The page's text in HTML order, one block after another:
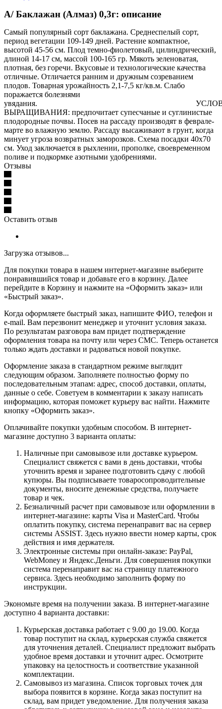
А/ Баклажан (Алмаз) 0,3г: описание
Самый популярный сорт баклажана. Среднеспелый сорт,
период вегетации 109-149 дней. Растение компактное,
высотой 45-56 см. Плод темно-фиолетовый, цилиндрический,
длиной 14-17 см, массой 100-165 гр. Мякоть зеленоватая,
плотная, без горечи. Вкусовые и технологические качества
отличные. Отличается ранним и дружным созреванием
плодов. Товарная урожайность 2,1-7,5 кг/кв.м. Слабо
поражается болезнями
увядания.
ВЫРАЩИВАНИЯ: предпочитает супесчаные и суглинистые
плодородные почвы. Посев на рассаду производят в феврале-
марте во влажную землю. Рассаду высаживают в грунт, когда
минует угроза возвратных заморозков. Схема посадки 40х70
см. Уход заключается в рыхлении, прополке, своевременном
поливе и подкормке азотными удобрениями.
Отзывы
Оставить отзыв
Загрузка отзывов...
Для покупки товара в нашем интернет-магазине выберите
понравившийся товар и добавьте его в корзину. Далее
перейдите в Корзину и нажмите на «Оформить заказ» или
«Быстрый заказ».
Когда оформляете быстрый заказ, напишите ФИО, телефон и
e-mail. Вам перезвонит менеджер и уточнит условия заказа.
По результатам разговора вам придет подтверждение
оформления товара на почту или через СМС. Теперь останется
только ждать доставки и радоваться новой покупке.
Оформление заказа в стандартном режиме выглядит
следующим образом. Заполняете полностью форму по
последовательным этапам: адрес, способ доставки, оплаты,
данные о себе. Советуем в комментарии к заказу написать
информацию, которая поможет курьеру вас найти. Нажмите
кнопку «Оформить заказ».
Оплачивайте покупки удобным способом. В интернет-
магазине доступно 3 варианта оплаты:
Наличные при самовывозе или доставке курьером.
Специалист свяжется с вами в день доставки, чтобы
уточнить время и заранее подготовить сдачу с любой
купюры. Вы подписываете товаросопроводительные
документы, вносите денежные средства, получаете
товар и чек.
Безналичный расчет при самовывозе или оформлении в
интернет-магазине: карты Visa и MasterCard. Чтобы
оплатить покупку, система перенаправит вас на сервер
системы ASSIST. Здесь нужно ввести номер карты, срок
действия и имя держателя.
Электронные системы при онлайн-заказе: PayPal,
WebMoney и Яндекс.Деньги. Для совершения покупки
система перенаправит вас на страницу платежного
сервиса. Здесь необходимо заполнить форму по
инструкции.
Экономьте время на получении заказа. В интернет-магазине
доступно 4 варианта доставки:
Курьерская доставка работает с 9.00 до 19.00. Когда
товар поступит на склад, курьерская служба свяжется
для уточнения деталей. Специалист предложит выбрать
удобное время доставки и уточнит адрес. Осмотрите
упаковку на целостность и соответствие указанной
комплектации.
Самовывоз из магазина. Список торговых точек для
выбора появится в корзине. Когда заказ поступит на
склад, вам придет уведомление. Для получения заказа